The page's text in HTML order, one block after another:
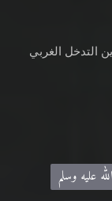
التدخل الغربي
عليه وسلم